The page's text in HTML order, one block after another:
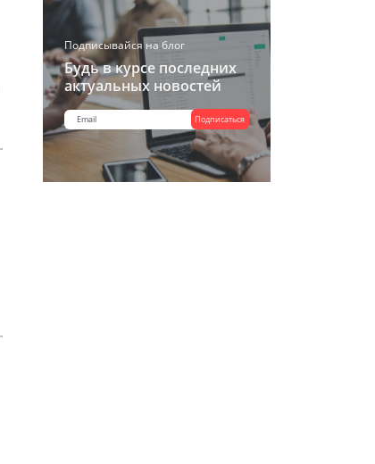
Подписывайся на блог
Будь в курсе последних
актуальных новостей
Подписаться